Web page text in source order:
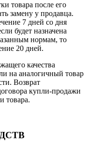
товара после его
замену у продавца.
7 дней со дня
будет назначена
нормам, то
20 дней.
качества
на аналогичный товар
Возврат
купли-продажи
товара.